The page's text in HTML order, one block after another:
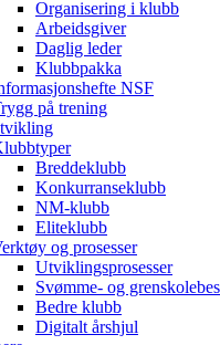
Organisering i klubb
Arbeidsgiver
Daglig leder
Klubbpakka
NSF
på trening
Breddeklubb
Konkurranseklubb
NM-klubb
Eliteklubb
og prosesser
Utviklingsprosesser
Svømme- og
Bedre klubb
Digitalt årshjul